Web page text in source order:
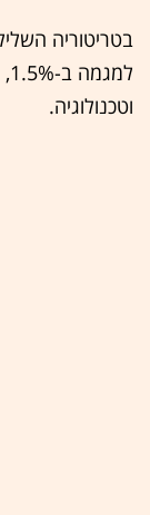
בטריטוריה
וטכנולוגיה.